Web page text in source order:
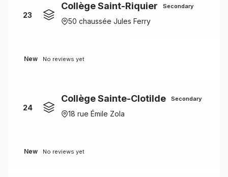
23
Collège Saint-Riquier Secondary
50 chaussée Jules Ferry
New No reviews yet
24
Collège Sainte-Clotilde Secondary
18 rue Émile Zola
New No reviews yet